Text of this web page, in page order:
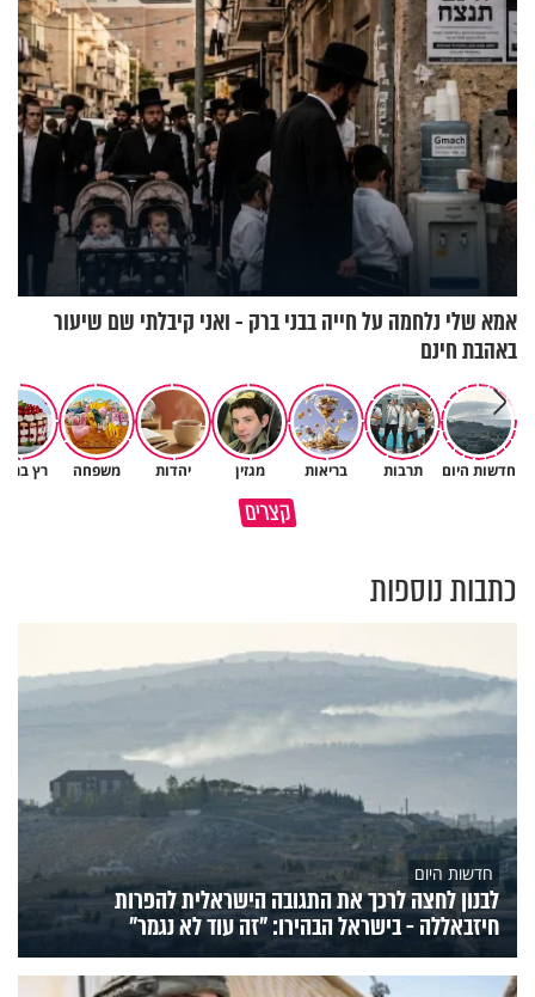
אמא שלי נלחמה על חייה בבני ברק - ואני קיבלתי שם שיעור
באהבת חינם
חדשות היום תרבות בריאות מגזין יהדות משפחה רץ
קצרים
הגעתי לגיל 108 בזכות הכיבוד
כתבות נוספות
חדשות היום
לבנון לחצה לרכך את התגובה הישראלית להפרות
חיזבאללה - בישראל הבהירו: "זה עוד לא נגמר"